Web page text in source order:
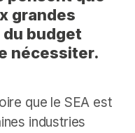
grandes
budget
nécessiter.
que le SEA est
industries